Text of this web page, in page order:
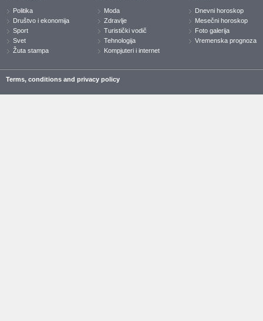
Politika
Društvo i ekonomija
Sport
Svet
Žuta stampa
Moda
Zdravlje
Turistički vodič
Tehnologija
Kompjuteri i internet
Dnevni horoskop
Mesečni horoskop
Foto galerija
Vremenska prognoza
Terms, conditions and privacy policy